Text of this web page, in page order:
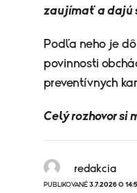
zaujímať a dajú
Podľa neho je
povinnosti
preventívnych
Celý rozhovor si
redakcia
PUBLIKOVANÉ 3.7.2026 O